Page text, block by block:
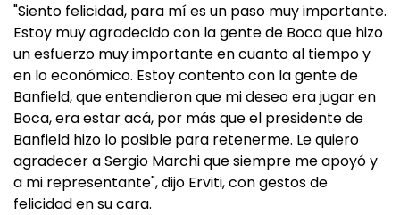
"Siento felicidad, para mí es un paso muy importante.
Estoy muy agradecido con la gente de Boca que hizo
un esfuerzo muy importante en cuanto al tiempo y
en lo económico. Estoy contento con la gente de
Banfield, que entendieron que mi deseo era jugar en
Boca, era estar acá, por más que el presidente de
Banfield hizo lo posible para retenerme. Le quiero
agradecer a Sergio Marchi que siempre me apoyó y
a mi representante", dijo Erviti, con gestos de
felicidad en su cara.